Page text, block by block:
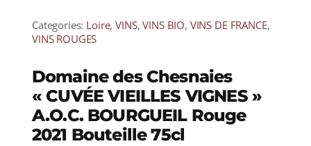
Categories: Loire,VINS,VINS BIO, VINS DE FRANCE,
VINS ROUGES
Domaine des Chesnaies
« CUVÉE VIEILLES VIGNES »
A.O.C. BOURGUEIL Rouge
2021 Bouteille 75cl